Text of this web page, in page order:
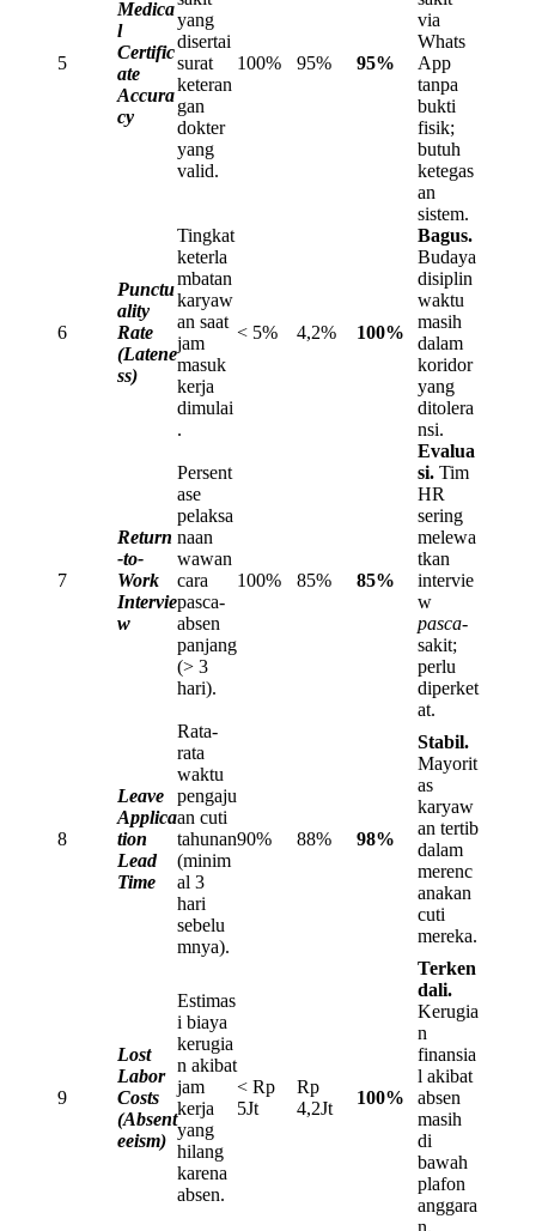
5
Medica
l
Certific
ate
Accura
cy
yang
disertai
surat
keteran
gan
dokter
yang
valid.
100% 95% 95%
via
Whats
App
tanpa
bukti
fisik;
butuh
ketegas
an
sistem.
6
Punctu
ality
Rate
(Latene
ss)
Tingkat
keterla
mbatan
karyaw
an saat
jam
masuk
kerja
dimulai
.
< 5% 4,2% 100%
Bagus.
Budaya
disiplin
waktu
masih
dalam
koridor
yang
ditolera
nsi.
7
Return
-to-
Work
Intervie
w
Persent
ase
pelaksa
naan
wawan
cara
pasca-
absen
panjang
(> 3
hari).
100% 85% 85%
Evalua
si. Tim
HR
sering
melewa
tkan
intervie
w
pasca-
sakit;
perlu
diperket
at.
8
Leave
Applica
tion
Lead
Time
Rata-
rata
waktu
pengaju
an cuti
tahunan
(minim
al 3
hari
sebelu
mnya).
90% 88% 98%
Stabil.
Mayorit
as
karyaw
an tertib
dalam
merenc
anakan
cuti
mereka.
9
Lost
Labor
Costs
(Absent
eeism)
Estimas
i biaya
kerugia
n akibat
jam
kerja
yang
hilang
karena
absen.
< Rp
5Jt
Rp
4,2Jt
100%
Terken
dali.
Kerugia
n
finansia
l akibat
absen
masih
di
bawah
plafon
anggara
n.